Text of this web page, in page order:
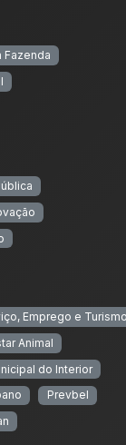
Fazenda
Emprego e
Animal
do Interior
Prevbel